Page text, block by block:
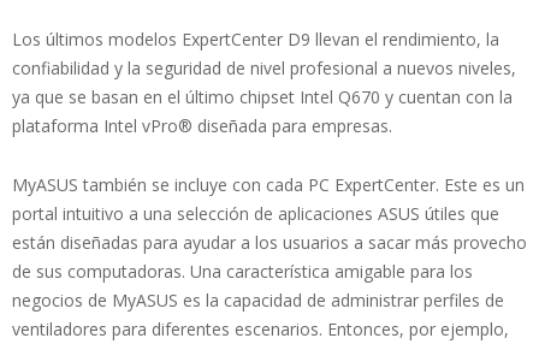
Los últimos modelos ExpertCenter D9 llevan el rendimiento, la
confiabilidad y la seguridad de nivel profesional a nuevos niveles,
ya que se basan en el último chipset Intel Q670 y cuentan con la
plataforma Intel vPro® diseñada para empresas.
MyASUS también se incluye con cada PC ExpertCenter. Este es un
portal intuitivo a una selección de aplicaciones ASUS útiles que
están diseñadas para ayudar a los usuarios a sacar más provecho
de sus computadoras. Una característica amigable para los
negocios de MyASUS es la capacidad de administrar perfiles de
ventiladores para diferentes escenarios. Entonces, por ejemplo,